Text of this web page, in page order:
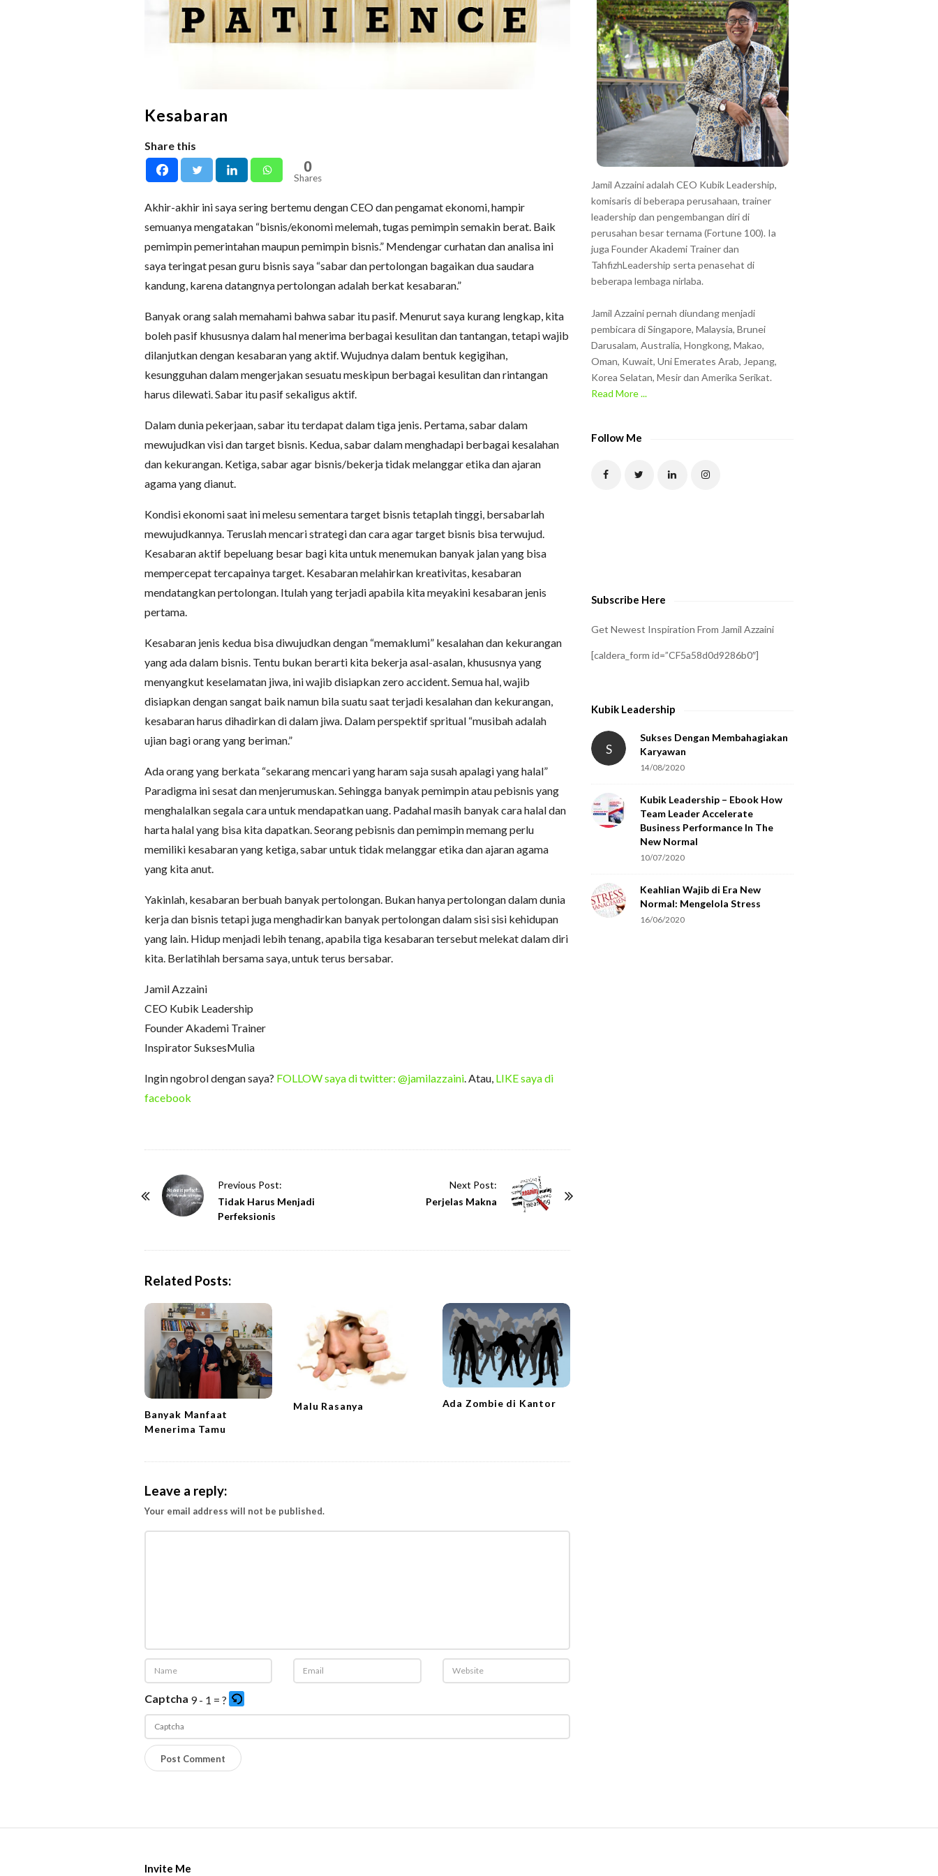
Kesabaran
Share this
0
Shares
Akhir-akhir ini saya sering bertemu dengan CEO dan pengamat ekonomi, hampir
semuanya mengatakan “bisnis/ekonomi melemah, tugas pemimpin semakin berat. Baik
pemimpin pemerintahan maupun pemimpin bisnis.” Mendengar curhatan dan analisa ini
saya teringat pesan guru bisnis saya “sabar dan pertolongan bagaikan dua saudara
kandung, karena datangnya pertolongan adalah berkat kesabaran.”
Banyak orang salah memahami bahwa sabar itu pasif. Menurut saya kurang lengkap, kita
boleh pasif khususnya dalam hal menerima berbagai kesulitan dan tantangan, tetapi wajib
dilanjutkan dengan kesabaran yang aktif. Wujudnya dalam bentuk kegigihan,
kesungguhan dalam mengerjakan sesuatu meskipun berbagai kesulitan dan rintangan
harus dilewati. Sabar itu pasif sekaligus aktif.
Dalam dunia pekerjaan, sabar itu terdapat dalam tiga jenis. Pertama, sabar dalam
mewujudkan visi dan target bisnis. Kedua, sabar dalam menghadapi berbagai kesalahan
dan kekurangan. Ketiga, sabar agar bisnis/bekerja tidak melanggar etika dan ajaran
agama yang dianut.
Kondisi ekonomi saat ini melesu sementara target bisnis tetaplah tinggi, bersabarlah
mewujudkannya. Teruslah mencari strategi dan cara agar target bisnis bisa terwujud.
Kesabaran aktif bepeluang besar bagi kita untuk menemukan banyak jalan yang bisa
mempercepat tercapainya target. Kesabaran melahirkan kreativitas, kesabaran
mendatangkan pertolongan. Itulah yang terjadi apabila kita meyakini kesabaran jenis
pertama.
Kesabaran jenis kedua bisa diwujudkan dengan “memaklumi” kesalahan dan kekurangan
yang ada dalam bisnis. Tentu bukan berarti kita bekerja asal-asalan, khususnya yang
menyangkut keselamatan jiwa, ini wajib disiapkan zero accident. Semua hal, wajib
disiapkan dengan sangat baik namun bila suatu saat terjadi kesalahan dan kekurangan,
kesabaran harus dihadirkan di dalam jiwa. Dalam perspektif spritual “musibah adalah
ujian bagi orang yang beriman.”
Ada orang yang berkata “sekarang mencari yang haram saja susah apalagi yang halal”
Paradigma ini sesat dan menjerumuskan. Sehingga banyak pemimpin atau pebisnis yang
menghalalkan segala cara untuk mendapatkan uang. Padahal masih banyak cara halal dan
harta halal yang bisa kita dapatkan. Seorang pebisnis dan pemimpin memang perlu
memiliki kesabaran yang ketiga, sabar untuk tidak melanggar etika dan ajaran agama
yang kita anut.
Yakinlah, kesabaran berbuah banyak pertolongan. Bukan hanya pertolongan dalam dunia
kerja dan bisnis tetapi juga menghadirkan banyak pertolongan dalam sisi sisi kehidupan
yang lain. Hidup menjadi lebih tenang, apabila tiga kesabaran tersebut melekat dalam diri
kita. Berlatihlah bersama saya, untuk terus bersabar.
Jamil Azzaini
CEO Kubik Leadership
Founder Akademi Trainer
Inspirator SuksesMulia
Ingin ngobrol dengan saya? FOLLOW saya di twitter: @jamilazzaini . Atau, LIKE saya di
facebook
Previous Post:
Tidak Harus Menjadi
Perfeksionis
Next Post:
Perjelas Makna
Related Posts:
Banyak Manfaat
Menerima Tamu
Malu Rasanya Ada Zombie di Kantor
Leave a reply:
Your email address will not be published.
Captcha 9 - 1 = ?
P
e
Jamil Azzaini adalah CEO Kubik Leadership,
komisaris di beberapa perusahaan, trainer
leadership dan pengembangan diri di
perusahan besar ternama (Fortune 100). Ia
juga Founder Akademi Trainer dan
TahfizhLeadership serta penasehat di
beberapa lembaga nirlaba.
Jamil Azzaini pernah diundang menjadi
pembicara di Singapore, Malaysia, Brunei
Darusalam, Australia, Hongkong, Makao,
Oman, Kuwait, Uni Emerates Arab, Jepang,
Korea Selatan, Mesir dan Amerika Serikat.
Read More ...
Follow Me
Subscribe Here
Get Newest Inspiration From Jamil Azzaini
[caldera_form id=”CF5a58d0d9286b0″]
Kubik Leadership
S
Sukses Dengan Membahagiakan
Karyawan
14/08/2020
Kubik Leadership – Ebook How
Team Leader Accelerate
Business Performance In The
New Normal
10/07/2020
Keahlian Wajib di Era New
Normal: Mengelola Stress
16/06/2020
Invite Me